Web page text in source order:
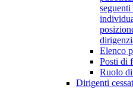
Elenco
Posti di
Ruolo
Dirigenti